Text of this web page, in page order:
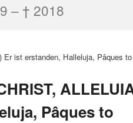
– † 2018
Pâques to
ist erstanden, Halleluja, Pâques to